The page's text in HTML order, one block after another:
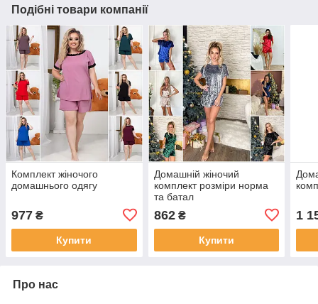
Подібні товари компанії
Комплект жіночого
домашнього одягу
977 ₴
Купити
Домашній жіночий
комплект розміри норма
та батал
862₴
Купити
1
Про нас